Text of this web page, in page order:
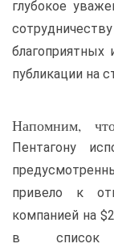
глубокое
публикации на
Напомним,
Пентагону
привело к
компанией на
в список